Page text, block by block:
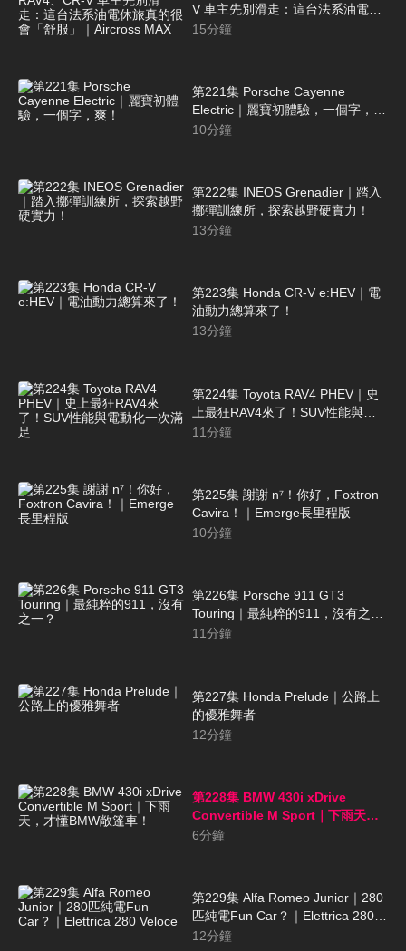
V 車主先別滑走：這台法系油電休
旅真的很會「舒服」｜Aircross
15分鐘
第221集 Porsche Cayenne
Electric｜麗寶初體驗，一個字，
爽！
10分鐘
第222集 INEOS Grenadier｜踏入
擲彈訓練所，探索越野硬實力！
13分鐘
第223集 Honda CR-V e:HEV｜電
油動力總算來了！
13分鐘
第224集 Toyota RAV4 PHEV｜史
上最狂RAV4來了！SUV性能與電
動化一次滿足
11分鐘
第225集 謝謝 n⁷！你好，Foxtron
Cavira！｜Emerge長里程版
10分鐘
第226集 Porsche 911 GT3
Touring｜最純粹的911，沒有之
一？
11分鐘
第227集 Honda Prelude｜公路上
的優雅舞者
12分鐘
第228集 BMW 430i xDrive
Convertible M Sport｜下雨天，
才懂BMW敞篷車！
6分鐘
第229集 Alfa Romeo Junior｜280
匹純電Fun Car？｜Elettrica 280
Veloce
12分鐘